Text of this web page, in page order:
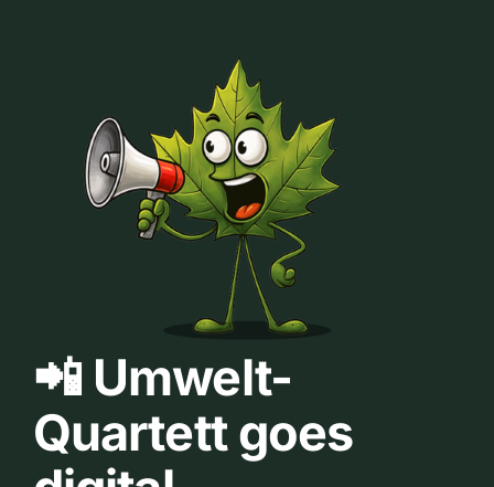
📲 Umwelt-
Quartett goes